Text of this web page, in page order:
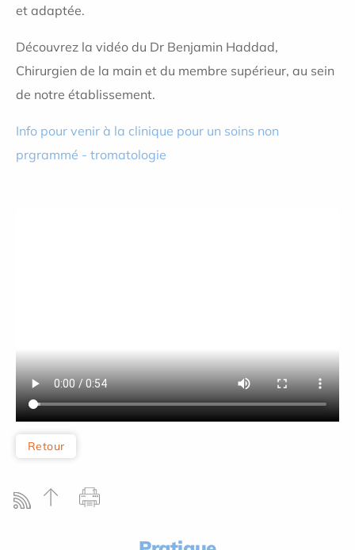
et adaptée.
Découvrez la vidéo du Dr Benjamin Haddad,
Chirurgien de la main et du membre supérieur, au sein
de notre établissement.
Info pour venir à la clinique pour un soins non
prgrammé - tromatologie
Retour